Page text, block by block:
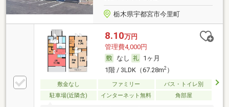
栃木県宇都宮市今里町
8.10万円
管理費4,000円
なし
1ヶ月
1階 / 3LDK（67.28m2）
敷金なし ファミリー
バス・トイレ別
駐車場(近隣含)
インターネット無料 角部屋